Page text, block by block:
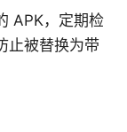
APK，定期检
止被替换为带